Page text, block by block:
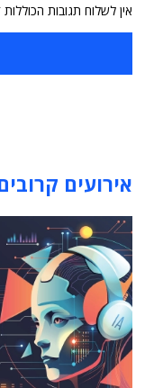
אין לשלוח תגובות
אירועים